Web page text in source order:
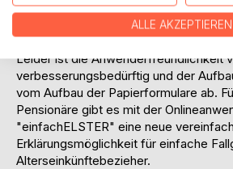
und dabei das prognostizierte
oder Nachzahlungsbetrag erhält.
Leider ist die Anwenderfreundlichkeit
verbesserungsbedürftig und der
vom Aufbau der Papierformulare ab.
Pensionäre gibt es mit der
"einfachELSTER" eine neue
Erklärungsmöglichkeit für einfache
Alterseinkünftebezieher.
ALLE AKZEPTIEREN